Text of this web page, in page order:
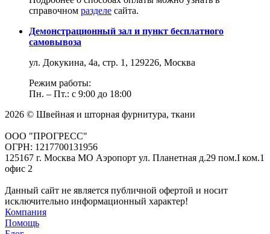
справочном разделе сайта.
Демонстрационный зал и пункт бесплатного
самовывоза
ул. Докукина, 4а, стр. 1, 129226, Москва
Режим работы:
Пн. – Пт.: с 9:00 до 18:00
2026 © Швейная и шторная фурнитура, ткани
ООО "ПРОГРЕСС"
ОГРН: 1217700131956
125167 г. Москва МО Аэропорт ул. Планетная д.29 пом.I ком.1
офис 2
Данный сайт не является публичной офертой и носит
исключительно информационный характер!
Компания
Помощь